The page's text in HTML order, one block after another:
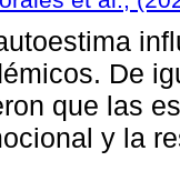
De
que las
y la